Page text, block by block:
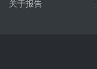
关于报告